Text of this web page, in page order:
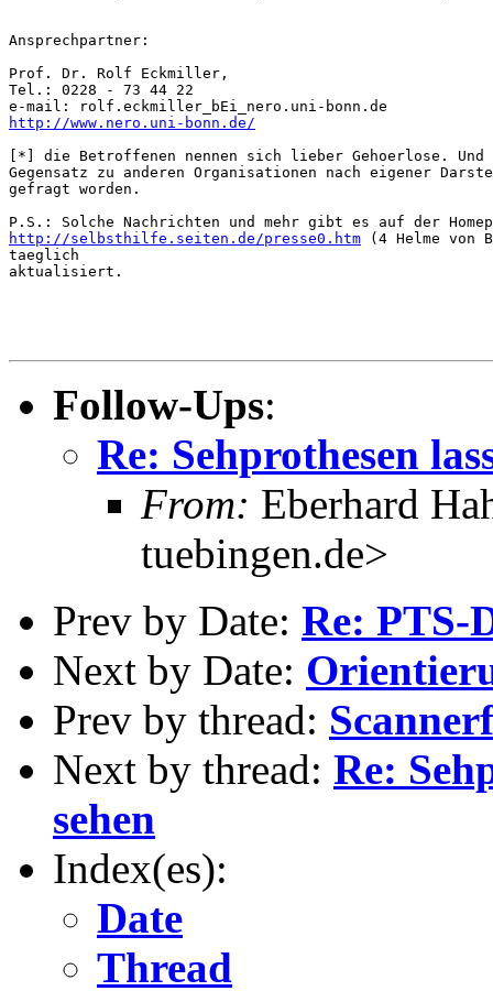
Ansprechpartner:
Prof. Dr. Rolf Eckmiller,
Tel.: 0228 - 73 44 22
http://www.nero.uni-bonn.de/
[*] die Betroffenen nennen sich lieber Gehoerlose. Und
Gegensatz zu anderen Organisationen nach eigener
gefragt worden.
http://selbsthilfe.seiten.de/presse0.htm (4 Helme von
taeglich
aktualisiert.
Follow-Ups:
Re: Sehprothesen
From: Eberhard
tuebingen.de>
Prev by Date: Re: PTS-
Next by Date:
Prev by thread:
Next by thread: Re:
sehen
Index(es):
Date
Thread